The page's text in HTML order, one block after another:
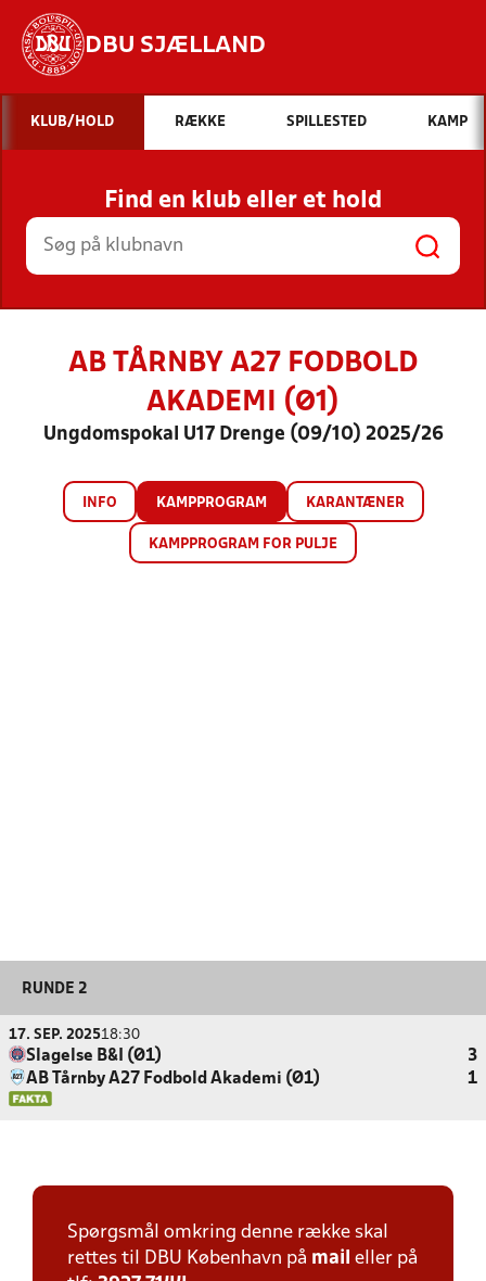
DBU SJÆLLAND
Hvad vil du søge efter?
INDHOLD OG NYHEDER
STILLINGER, RESULTATER, KLUBBER OG
HOLD
KLUB/HOLD RÆKKE SPILLESTED KAMP
Find en klub eller et hold
AB TÅRNBY A27 FODBOLD
AKADEMI (Ø1)
Ungdomspokal U17 Drenge (09/10) 2025/26
INFO KAMPPROGRAM KARANTÆNER
KAMPPROGRAM FOR PULJE
RUNDE 2
17. SEP. 202518:30
Slagelse B&I (Ø1)
3
AB Tårnby A27 Fodbold Akademi (Ø1)
1
Spørgsmål omkring denne række skal
rettes til DBU København på mail eller på